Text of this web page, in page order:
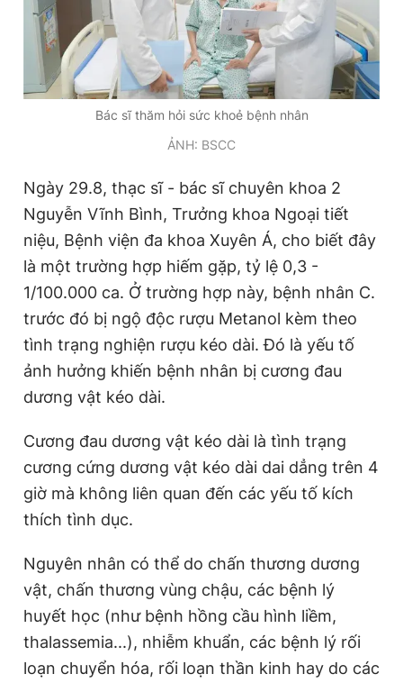
Bác sĩ thăm hỏi sức khoẻ bệnh nhân
ẢNH: BSCC
Ngày 29.8, thạc sĩ - bác sĩ chuyên khoa 2
Nguyễn Vĩnh Bình, Trưởng khoa Ngoại tiết
niệu, Bệnh viện đa khoa Xuyên Á, cho biết đây
là một trường hợp hiếm gặp, tỷ lệ 0,3 -
1/100.000 ca. Ở trường hợp này, bệnh nhân C.
trước đó bị ngộ độc rượu Metanol kèm theo
tình trạng nghiện rượu kéo dài. Đó là yếu tố
ảnh hưởng khiến bệnh nhân bị cương đau
dương vật kéo dài.
Cương đau dương vật kéo dài là tình trạng
cương cứng dương vật kéo dài dai dẳng trên 4
giờ mà không liên quan đến các yếu tố kích
thích tình dục.
Nguyên nhân có thể do chấn thương dương
vật, chấn thương vùng chậu, các bệnh lý
huyết học (như bệnh hồng cầu hình liềm,
thalassemia...), nhiễm khuẩn, các bệnh lý rối
loạn chuyển hóa, rối loạn thần kinh hay do các